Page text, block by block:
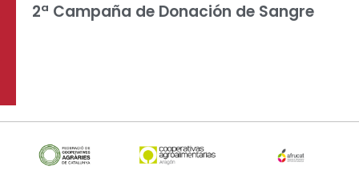
2ª Campaña de Donación de Sangre